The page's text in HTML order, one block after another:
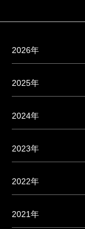
2026年
2025年
2024年
2023年
2022年
2021年